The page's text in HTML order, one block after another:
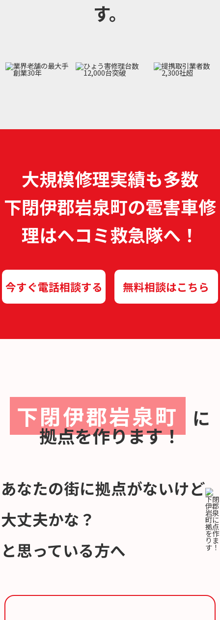
す。
大規模修理実績も多数
下閉伊郡岩泉町の雹害車修
理はヘコミ救急隊へ！
今すぐ電話相談する 無料相談はこちら
下閉伊郡岩泉町 に
拠点を作ります！
あなたの街に拠点がないけど
大丈夫かな？
と思っている方へ